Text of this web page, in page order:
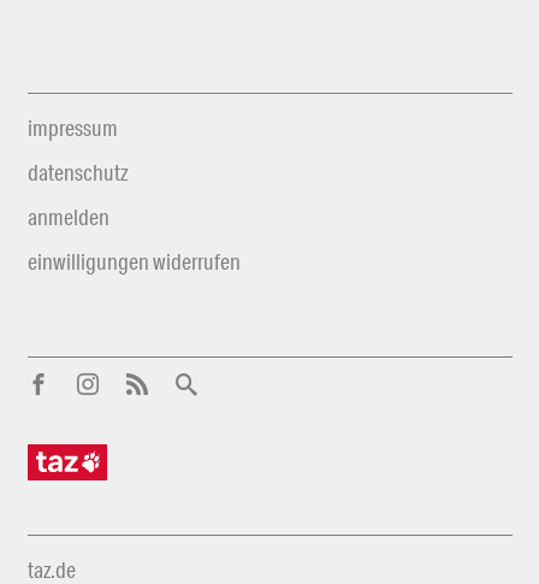
impressum
datenschutz
anmelden
einwilligungen widerrufen
taz.de